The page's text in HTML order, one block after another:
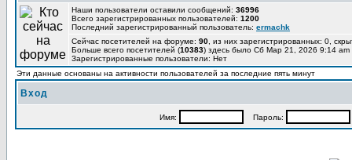
Наши пользователи оставили сообщений: 36996
Всего зарегистрированных пользователей: 1200
Последний зарегистрированный пользователь: ermachk
Сейчас посетителей на форуме: 90 , из них зарегистрированных: 0,
Больше всего посетителей (10383) здесь было Сб Мар 21, 2026 9:14 am
Зарегистрированные пользователи: Нет
Эти данные основаны на активности пользователей за последние пять минут
Вход
Имя: Пароль: